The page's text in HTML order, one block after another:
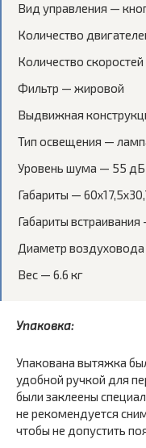
Вид управления —
Количество
Количество
Фильтр — жировой
Выдвижная
Тип освещения —
Уровень шума — 55 дБ
Габариты —
Габариты
Диаметр
Вес — 6.6 кг
Упаковка:
Упакована вытяжка
удобной ручкой для
были заклеены
не рекомендуется
чтобы не допустить